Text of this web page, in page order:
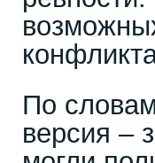
По
версия –